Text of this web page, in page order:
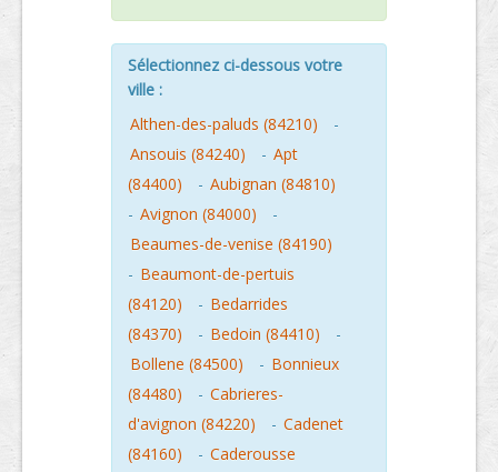
Sélectionnez ci-dessous votre
ville :
Althen-des-paluds (84210)
-
Ansouis (84240)
- Apt
(84400)
- Aubignan (84810)
- Avignon (84000)
-
Beaumes-de-venise (84190)
- Beaumont-de-pertuis
(84120)
- Bedarrides
(84370)
- Bedoin (84410)
-
Bollene (84500)
- Bonnieux
(84480)
- Cabrieres-
d'avignon (84220)
- Cadenet
(84160)
- Caderousse